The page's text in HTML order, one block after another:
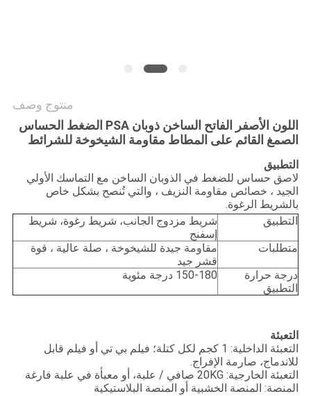
منتوج وصف
اللون الأصفر الفاتح الساخن ذوبان PSA الضغط الحساس
الصمغ القائم على المطاط مقاومة الشيخوخة للشرائط
التطبيق
لاصق حساس للضغط في الذوبان الساخن مع التماسك الأولي
الجيد ، خصائص مقاومة النزيف ، والتي تُنصح بشكل خاص
بالشريط الرغوة.
التطبيق
شريط مزدوج الجانب، شريط رغوة، شريط
إسفنج
متطلبات
مقاومة جيدة للشيخوخة ، صلة عالية ، قوة
قشر جيد
درجة حرارة
التطبيق
150-180 درجة مئوية
التعبئة
التعبئة الداخلية: 1 كجم لكل كتلة؛ فيلم بي تي أو فيلم قابل
للاندماج، صارمة الإفراج.
التعبئة الخارجية: 20KG صافي / علبة، أو معبأة في علبة فارغة
المنصة: المنصة الخشبية أو المنصة البلاستيكية